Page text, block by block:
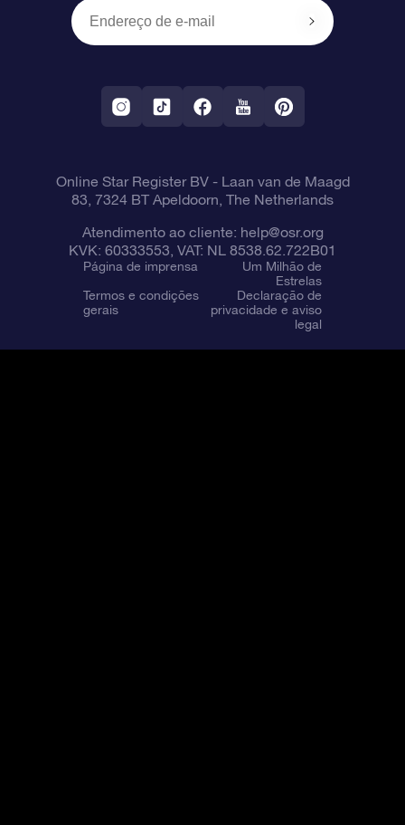
OSR Starsaver
Aplicativo RV Fly me to the stars
Política de devolução
Constelações
Online Star Register BV- Laan van de Maagd
83, 7324 BT Apeldoorn, The Netherlands
Atendimento ao cliente: help@osr.org
KVK: 60333553, VAT: NL 8538.62.722B01
Página de imprensa
Um Milhão de
Estrelas
Termos e condições
gerais
Declaração de
privacidade e aviso
legal